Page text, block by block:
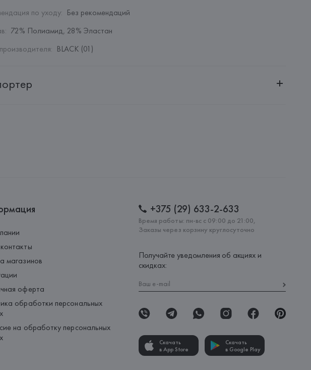
по уходу: Без рекомендаций
: 72% Полиамид, 28% Эластан
: BLACK (01)
магазинов
оферта
обработки персональных
на обработку персональных
+375 (29) 633-2-633
Время работы: пн-вс с 09:00 до 21:00,
Заказы через корзину круглосуточно
Получайте уведомления об акциях и
скидках:
Скачать
в App Store
Скачать
в Google Play